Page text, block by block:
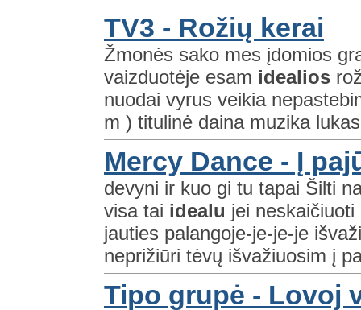
TV3 - Rožių kerai
Žmonės sako mes įdomios
vaizduotėje esam idealios
nuodai vyrus veikia
m ) titulinė daina muzika
Mercy Dance - Į
devyni ir kuo gi tu tapai Šilti
visa tai idealu jei
jauties palangoje-je-je-je
neprižiūri tėvų išvažiuosim į
Tipo grupė - Lovoj